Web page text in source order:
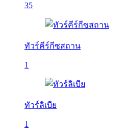
35
ทัวร์คีร์กีซสถาน
1
ทัวร์ลิเบีย
1